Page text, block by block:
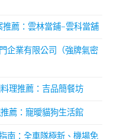
薦：雲林當鋪-雲科當舖
企業有限公司（強牌氣密
理推薦：吉品簡餐坊
薦：寵曖貓狗生活館
南：全車隊極新、機場免